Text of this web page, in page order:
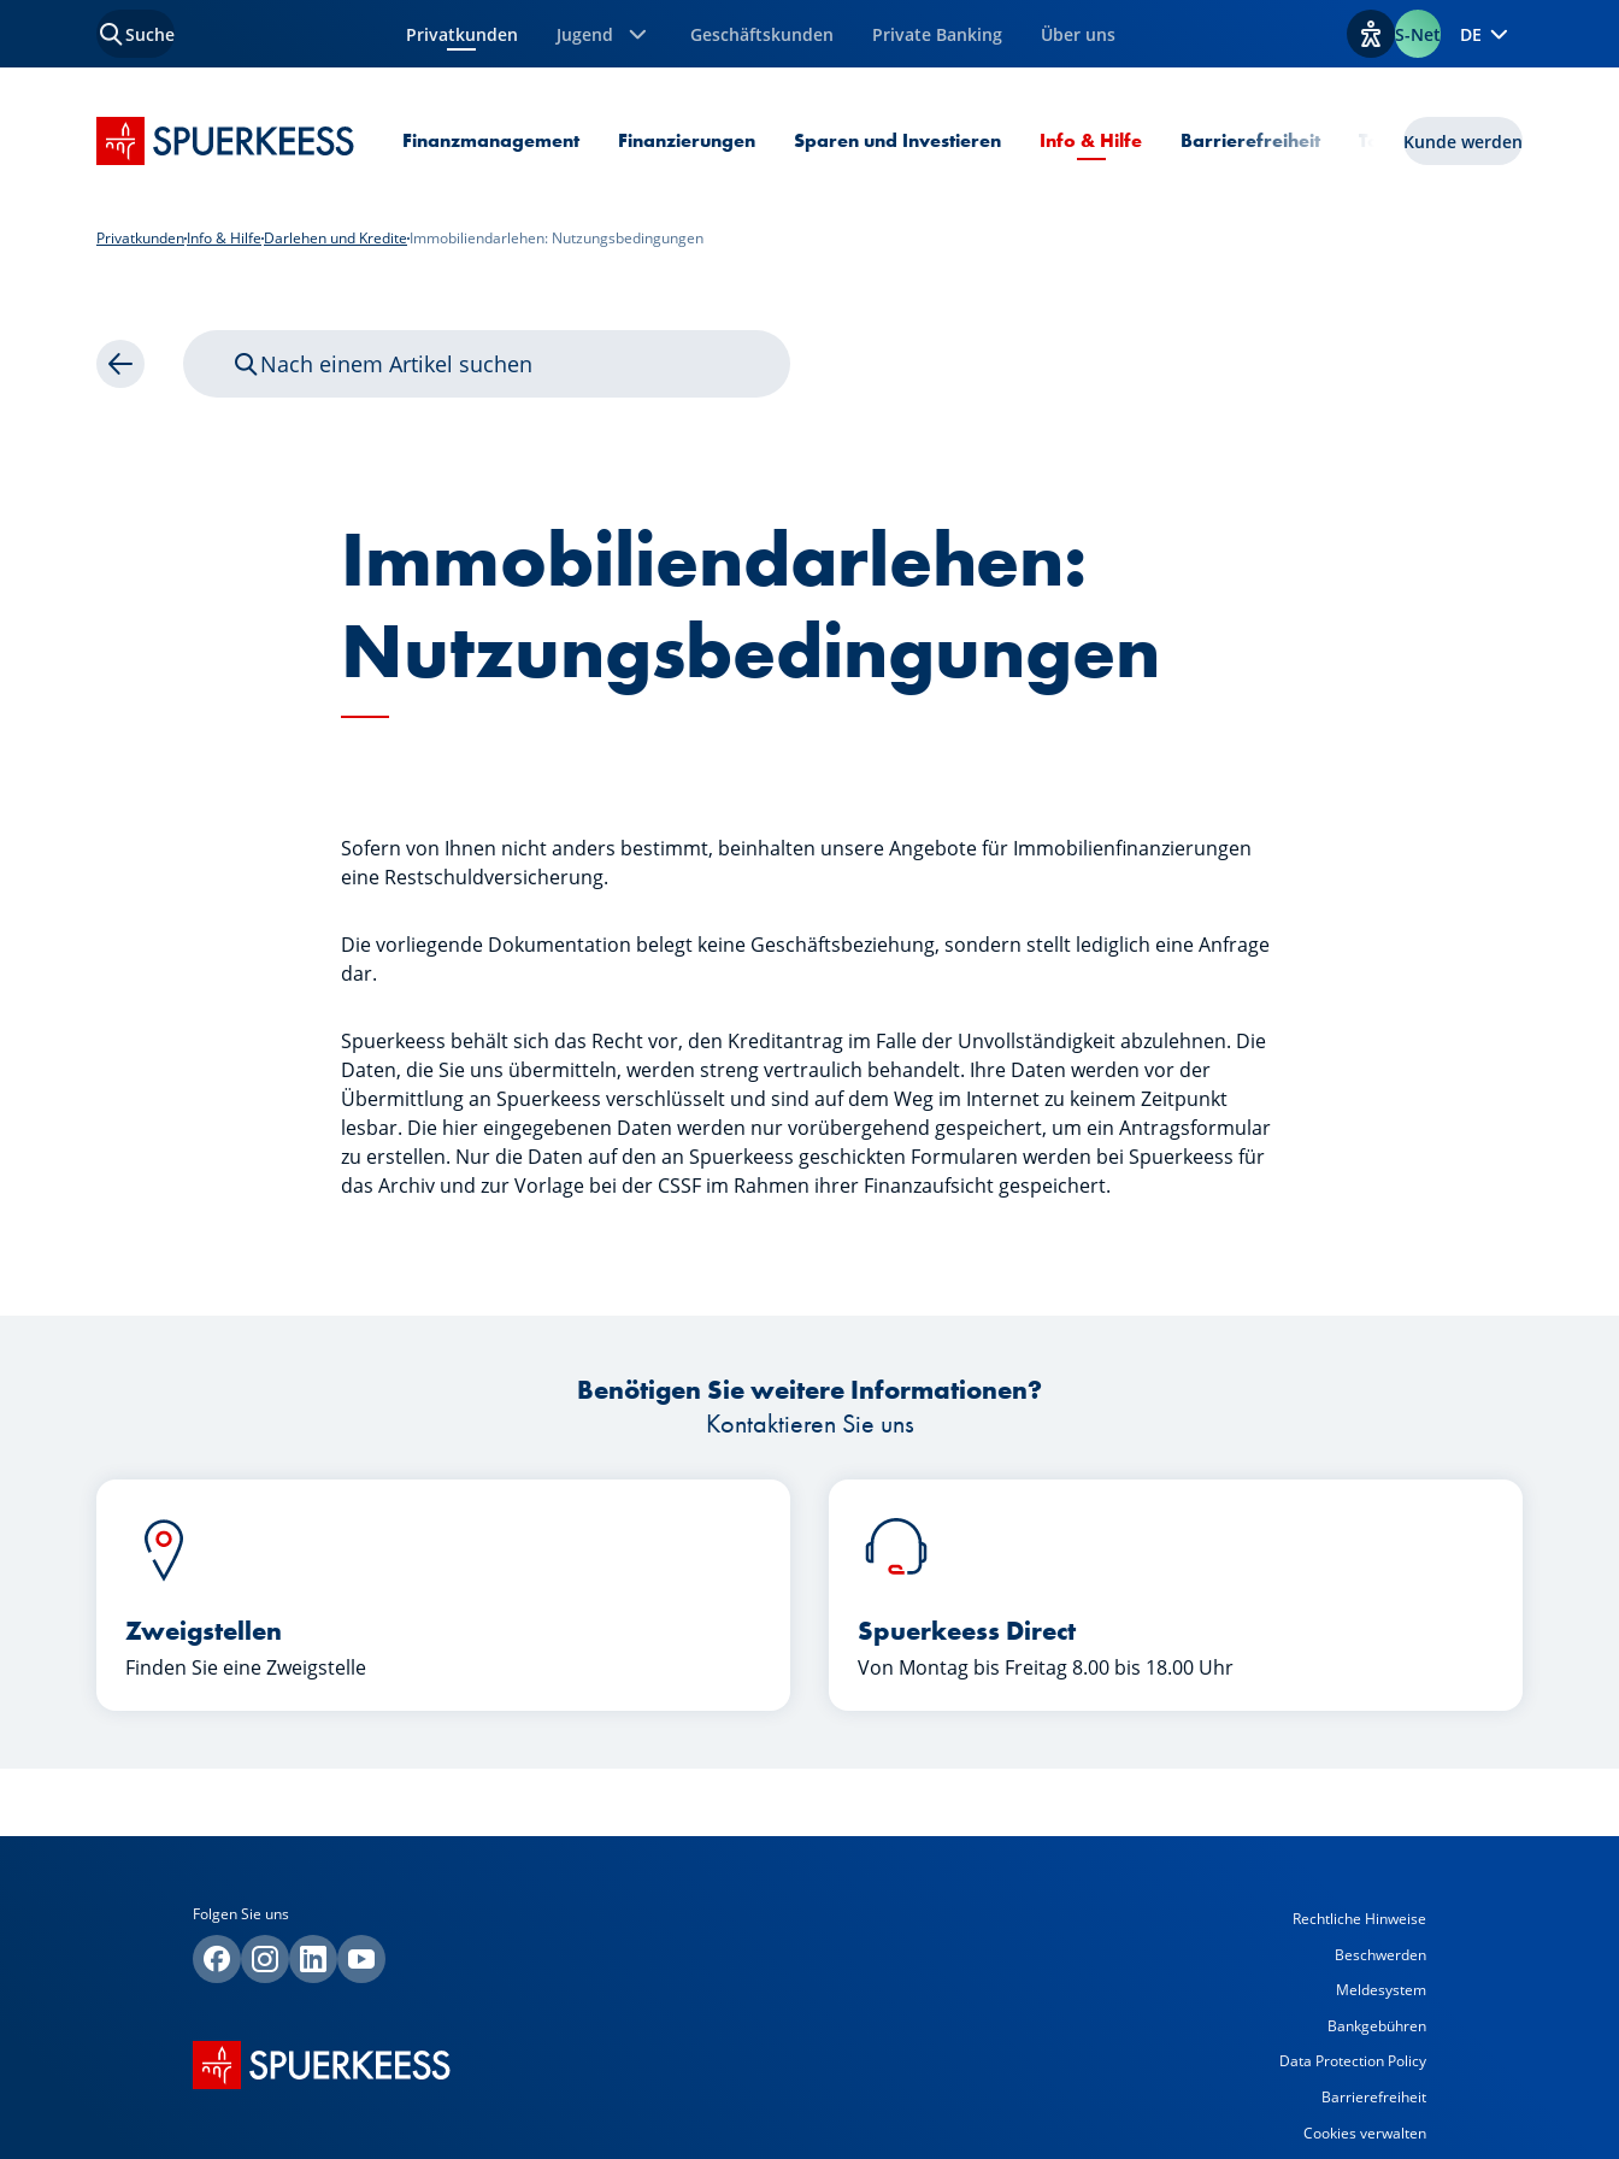
Suche Privatkunden
Aktuelle Seite Jugend Geschäftskunden Private Banking Über uns Optionen zur Barrierefreiheit
S-Net DE
Startseite SPUERKEESS Finanzmanagement Finanzierungen Sparen und Investieren Info & HilfeAktuelle Seite
Barrierefreiheit Tools lux|funds
Kunde werden
PrivatkundenInfo & Hilfe Darlehen und Kredite Immobiliendarlehen: Nutzungsbedingungen
Zurück Nach einem Artikel suchen
Immobiliendarlehen:
Nutzungsbedingungen
Sofern von Ihnen nicht anders bestimmt, beinhalten unsere Angebote für Immobilienfinanzierungen
eine Restschuldversicherung.
Die vorliegende Dokumentation belegt keine Geschäftsbeziehung, sondern stellt lediglich eine Anfrage
dar.
Spuerkeess behält sich das Recht vor, den Kreditantrag im Falle der Unvollständigkeit abzulehnen. Die
Daten, die Sie uns übermitteln, werden streng vertraulich behandelt. Ihre Daten werden vor der
Übermittlung an Spuerkeess verschlüsselt und sind auf dem Weg im Internet zu keinem Zeitpunkt
lesbar. Die hier eingegebenen Daten werden nur vorübergehend gespeichert, um ein Antragsformular
zu erstellen. Nur die Daten auf den an Spuerkeess geschickten Formularen werden bei Spuerkeess für
das Archiv und zur Vorlage bei der CSSF im Rahmen ihrer Finanzaufsicht gespeichert.
Benötigen Sie weitere Informationen?
Kontaktieren Sie uns
Zweigstellen
Finden Sie eine Zweigstelle
Spuerkeess Direct
Von Montag bis Freitag 8.00 bis 18.00 Uhr
Folgen Sie uns
Rechtliche Hinweise
Beschwerden
Meldesystem
Bankgebühren
Data Protection Policy
Barrierefreiheit
Cookies verwalten